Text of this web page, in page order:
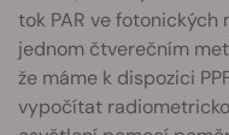
tok PAR ve fotonických
jednom čtverečním
že máme k dispozici
vypočítat